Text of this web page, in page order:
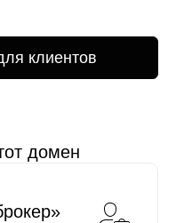
клиентов
домен